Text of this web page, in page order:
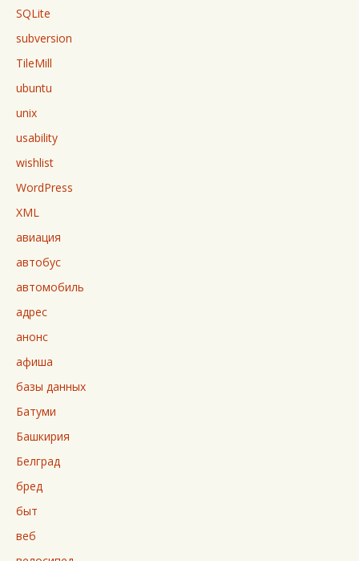
SQLite
subversion
TileMill
ubuntu
unix
usability
wishlist
WordPress
XML
авиация
автобус
автомобиль
адрес
анонс
афиша
базы данных
Батуми
Башкирия
Белград
бред
быт
веб